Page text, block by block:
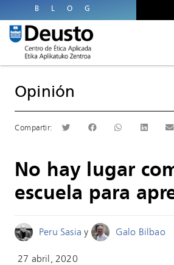
BLOG
Opinión
No hay lugar
escuela para
Peru Sasia y Galo Bilbao
27 abril, 2020